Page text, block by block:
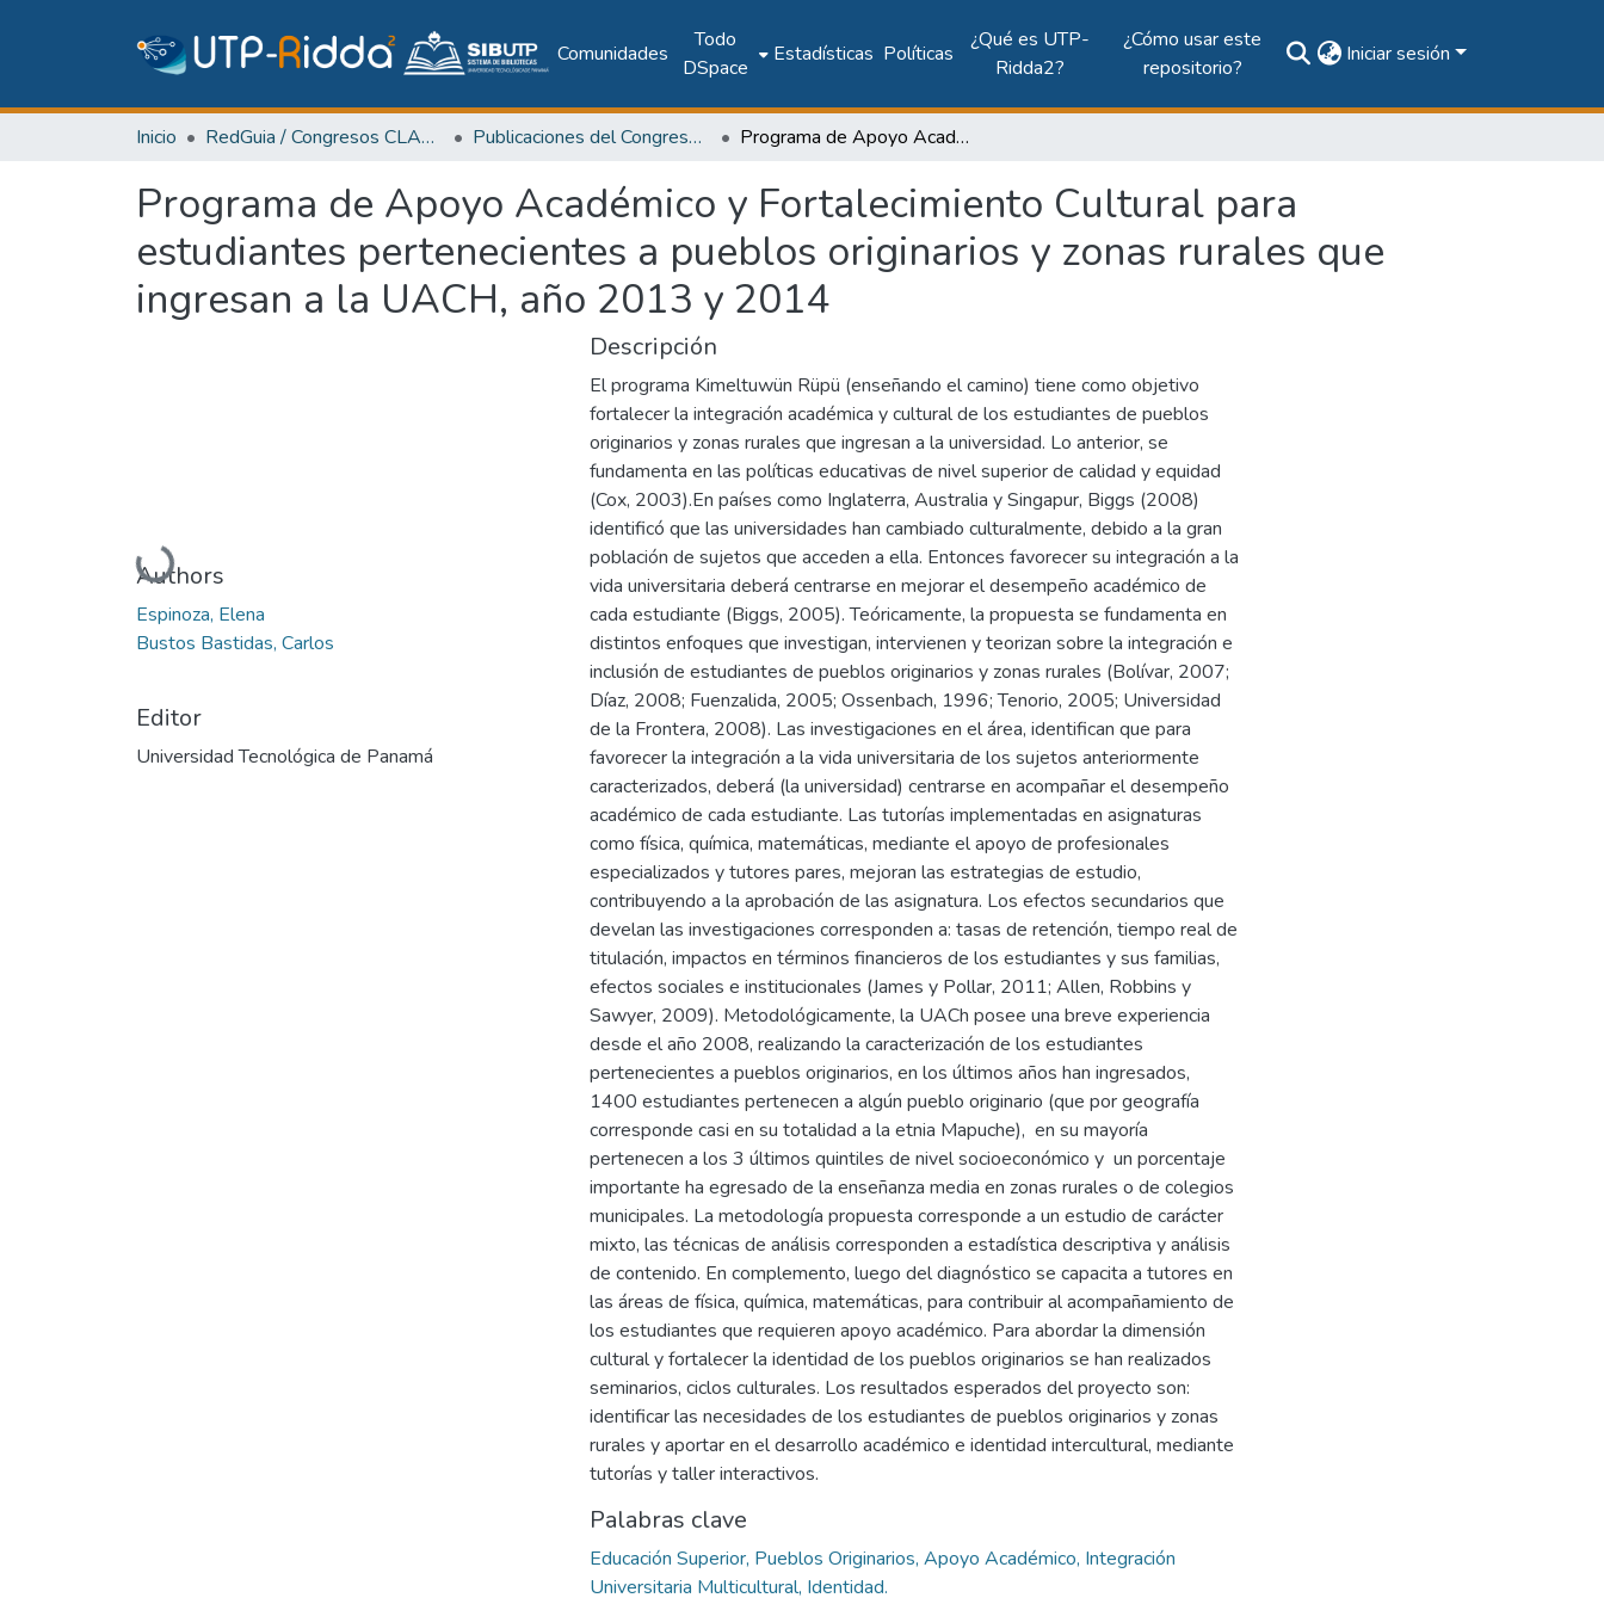
Comunidades
Todo
DSpace
Estadísticas Políticas
¿Qué es UTP-
Ridda2?
¿Cómo usar este
repositorio?
Iniciar sesión
Inicio RedGuia / Congresos CLABES Publicaciones del Congreso Internacional CLABES Programa de Apoyo Académico y Fortalecimiento Cultural para estudiantes pertenecientes a pueblos originarios y zonas rurales que ingresan a la UACH, año 2013 y 2014
Programa de Apoyo Académico y Fortalecimiento Cultural para
estudiantes pertenecientes a pueblos originarios y zonas rurales que
ingresan a la UACH, año 2013 y 2014
Cargando...
Authors
Espinoza, Elena
Bustos Bastidas, Carlos
Editor
Universidad Tecnológica de Panamá
Descripción
El programa Kimeltuwün Rüpü (enseñando el camino) tiene como objetivo
fortalecer la integración académica y cultural de los estudiantes de pueblos
originarios y zonas rurales que ingresan a la universidad. Lo anterior, se
fundamenta en las políticas educativas de nivel superior de calidad y equidad
(Cox, 2003).En países como Inglaterra, Australia y Singapur, Biggs (2008)
identificó que las universidades han cambiado culturalmente, debido a la gran
población de sujetos que acceden a ella. Entonces favorecer su integración a la
vida universitaria deberá centrarse en mejorar el desempeño académico de
cada estudiante (Biggs, 2005). Teóricamente, la propuesta se fundamenta en
distintos enfoques que investigan, intervienen y teorizan sobre la integración e
inclusión de estudiantes de pueblos originarios y zonas rurales (Bolívar, 2007;
Díaz, 2008; Fuenzalida, 2005; Ossenbach, 1996; Tenorio, 2005; Universidad
de la Frontera, 2008). Las investigaciones en el área, identifican que para
favorecer la integración a la vida universitaria de los sujetos anteriormente
caracterizados, deberá (la universidad) centrarse en acompañar el desempeño
académico de cada estudiante. Las tutorías implementadas en asignaturas
como física, química, matemáticas, mediante el apoyo de profesionales
especializados y tutores pares, mejoran las estrategias de estudio,
contribuyendo a la aprobación de las asignatura. Los efectos secundarios que
develan las investigaciones corresponden a: tasas de retención, tiempo real de
titulación, impactos en términos financieros de los estudiantes y sus familias,
efectos sociales e institucionales (James y Pollar, 2011; Allen, Robbins y
Sawyer, 2009). Metodológicamente, la UACh posee una breve experiencia
desde el año 2008, realizando la caracterización de los estudiantes
pertenecientes a pueblos originarios, en los últimos años han ingresados,
1400 estudiantes pertenecen a algún pueblo originario (que por geografía
corresponde casi en su totalidad a la etnia Mapuche), en su mayoría
pertenecen a los 3 últimos quintiles de nivel socioeconómico y un porcentaje
importante ha egresado de la enseñanza media en zonas rurales o de colegios
municipales. La metodología propuesta corresponde a un estudio de carácter
mixto, las técnicas de análisis corresponden a estadística descriptiva y análisis
de contenido. En complemento, luego del diagnóstico se capacita a tutores en
las áreas de física, química, matemáticas, para contribuir al acompañamiento de
los estudiantes que requieren apoyo académico. Para abordar la dimensión
cultural y fortalecer la identidad de los pueblos originarios se han realizados
seminarios, ciclos culturales. Los resultados esperados del proyecto son:
identificar las necesidades de los estudiantes de pueblos originarios y zonas
rurales y aportar en el desarrollo académico e identidad intercultural, mediante
tutorías y taller interactivos.
Palabras clave
Educación Superior, Pueblos Originarios, Apoyo Académico, Integración
Universitaria Multicultural, Identidad.